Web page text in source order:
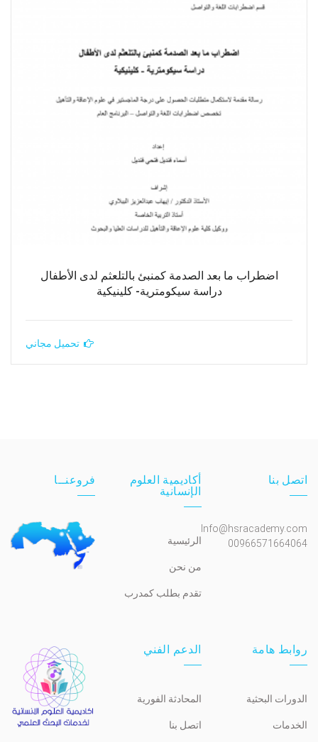
اضطراب ما بعد الصدمة كمنبئ بالتلعثم لدى الأطفال
دراسة سيكومترية- كلينيكية
تحميل مجاني
اتصل بنا
Info@hsracademy.com
00966571664064
أكاديمية العلوم
الإنسانية
الرئيسية
من نحن
تقدم بطلب كمدرب
فروعنــا
روابط هامة
الدورات البحثية
الخدمات
الدعم الفني
المحادثة الفورية
اتصل بنا